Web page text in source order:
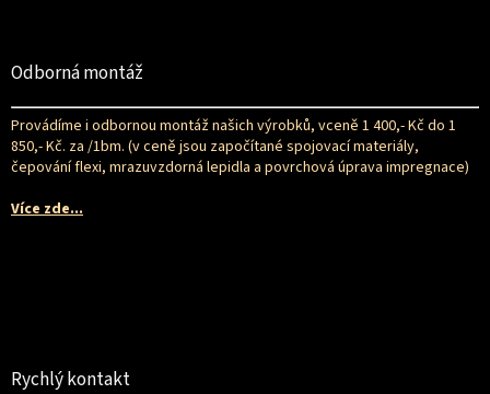
Odborná montáž
Provádíme i odbornou montáž našich výrobků, vceně 1 400,- Kč do 1
850,- Kč. za /1bm. (v ceně jsou započítané spojovací materiály,
čepování flexi, mrazuvzdorná lepidla a povrchová úprava impregnace)
Více zde...
Rychlý kontakt